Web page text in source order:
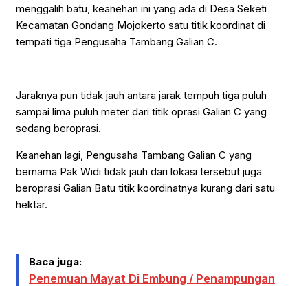
menggalih batu, keanehan ini yang ada di Desa Seketi
Kecamatan Gondang Mojokerto satu titik koordinat di
tempati tiga Pengusaha Tambang Galian C.
Jaraknya pun tidak jauh antara jarak tempuh tiga puluh
sampai lima puluh meter dari titik oprasi Galian C yang
sedang beroprasi.
Keanehan lagi, Pengusaha Tambang Galian C yang
bernama Pak Widi tidak jauh dari lokasi tersebut juga
beroprasi Galian Batu titik koordinatnya kurang dari satu
hektar.
Baca juga:
Penemuan Mayat Di Embung / Penampungan